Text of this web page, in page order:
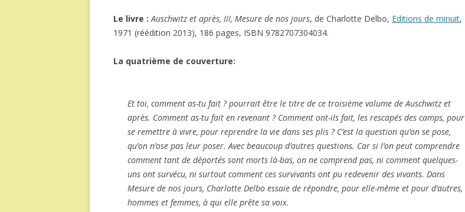
Le livre :Auschwitz et après, III, Mesure de nos jours, de Charlotte Delbo, Editions de minuit,
1971 (réédition 2013), 186 pages, ISBN 9782707304034.
La quatrième de couverture:
Et toi, comment as-tu fait ?pourrait être le titre de ce troisième volume deAuschwitz et
après. Comment as-tu fait en revenant ? Comment ont-ils fait, les rescapés des camps, pour
se remettre à vivre, pour reprendre la vie dans ses plis ? C’est la question qu’on se pose,
qu’on n’ose pas leur poser. Avec beaucoup d’autres questions. Car si l’on peut comprendre
comment tant de déportés sont morts là-bas, on ne comprend pas, ni comment quelques-
uns ont survécu, ni surtout comment ces survivants ont pu redevenir des vivants. Dans
Mesure de nos jours, Charlotte Delbo essaie de répondre, pour elle-même et pour d’autres,
hommes et femmes, à qui elle prête sa voix.